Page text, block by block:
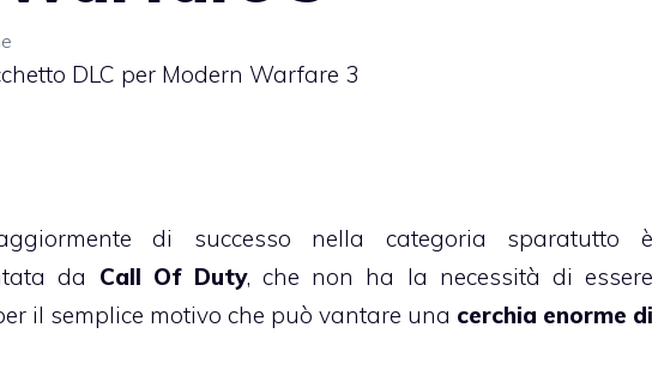
DLC per Modern Warfare 3
di successo nella categoria sparatutto è
da Call Of Duty, che non ha la necessità di essere
il semplice motivo che può vantare una cerchia enorme di